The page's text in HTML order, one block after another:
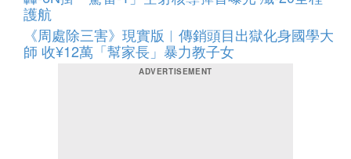
護航
《周處除三害》現實版︱傳銷頭目出獄化身國學大
師 收¥12萬「幫家長」暴力教子女